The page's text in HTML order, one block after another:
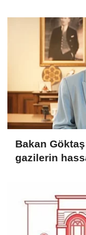
Bakan
gazilerin